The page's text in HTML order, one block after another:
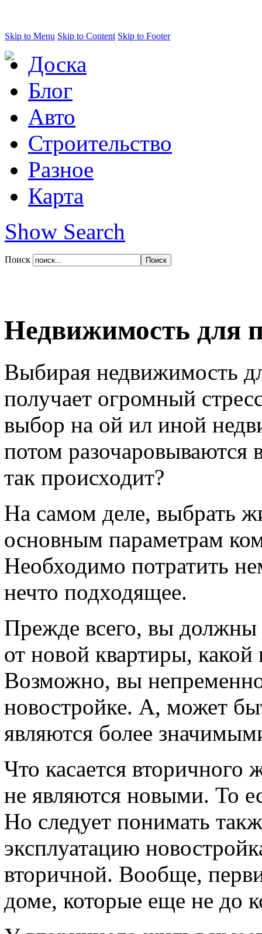
Skip to Menu Skip to Content Skip to Footer
Доска
Блог
Авто
Строительство
Разное
Карта
Show Search
Поиск
Недвижимость для
Выбирая недвижимость
получает огромный
выбор на ой ил иной
потом разочаровываются
так происходит?
На самом деле, выбрать
основным параметрам
Необходимо потратить
нечто подходящее.
Прежде всего, вы должны
от новой квартиры, какой
Возможно, вы
новостройке. А, может
являются более
Что касается вторичного
не являются новыми. То
Но следует понимать
эксплуатацию
вторичной. Вообще,
доме, которые еще не до